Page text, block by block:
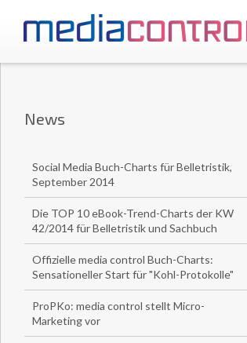
News
Social Media Buch-Charts für Belletristik,
September 2014
Die TOP 10 eBook-Trend-Charts der KW
42/2014 für Belletristik und Sachbuch
Offizielle media control Buch-Charts:
Sensationeller Start für "Kohl-Protokolle"
ProPKo: media control stellt Micro-
Marketing vor